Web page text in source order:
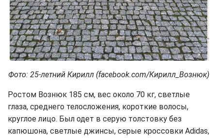
Фото: 25-летний Кирилл (facebook.com/Кирилл_Вознюк)
Ростом Вознюк 185 см, вес около 70 кг, светлые
глаза, среднего телосложения, короткие волосы,
круглое лицо. Был одет в серую толстовку без
капюшона, светлые джинсы, серые кроссовки Adidas,